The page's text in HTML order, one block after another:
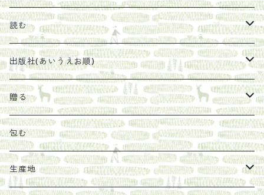
珈琲豆
太山寺珈琲焙煎室
うめぼし
塩
オリーブオイル
その他
マスコバド糖
エコラップ
石けん
ヘチマたわし
陶器
馬目隆宏
絵
読む
刊行から時間が経ったけれど、長く売り続けたい一冊
贈り物に勧めたい絵本
紀伊半島ブックマルシェ関連本
らくだ舎出帆室の参考本など
出版社(あいうえお順)
らくだ舎出帆室
リトルプレス
mario books
海外出版社
贈る
包装
ギフトセット
包む
生産地